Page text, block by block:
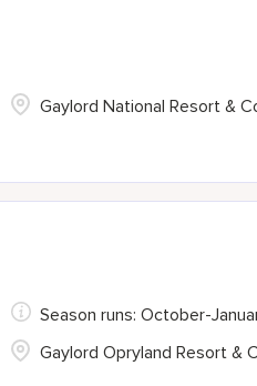
Gaylord National Resort &
Gaylord Opryland Resort &
Season runs: October-